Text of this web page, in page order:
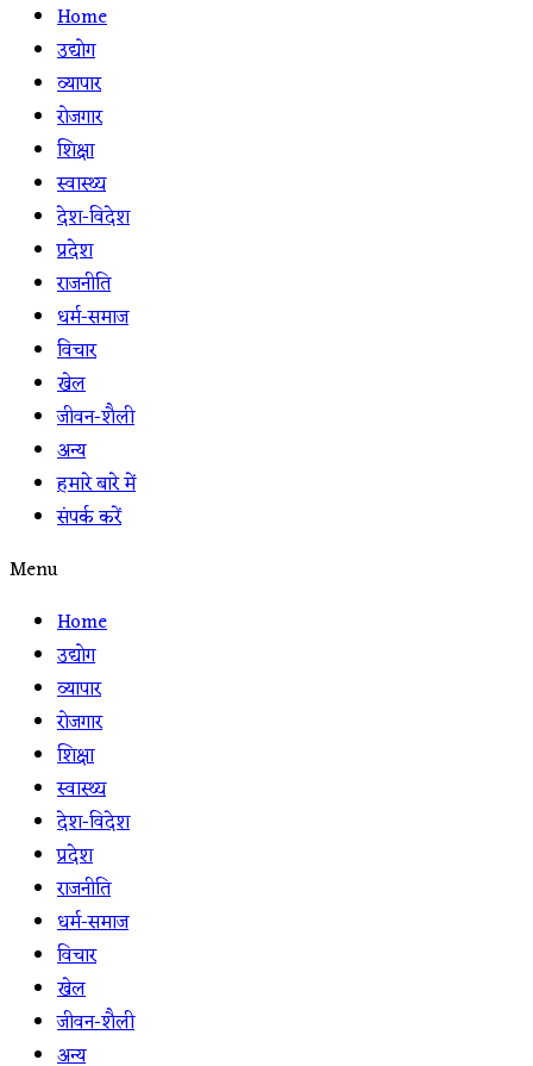
Home
उद्योग
व्यापार
रोजगार
शिक्षा
स्वास्थ्य
देश-विदेश
प्रदेश
राजनीति
धर्म-समाज
विचार
खेल
जीवन-शैली
अन्य
हमारे बारे में
संपर्क करें
Menu
Home
उद्योग
व्यापार
रोजगार
शिक्षा
स्वास्थ्य
देश-विदेश
प्रदेश
राजनीति
धर्म-समाज
विचार
खेल
जीवन-शैली
अन्य